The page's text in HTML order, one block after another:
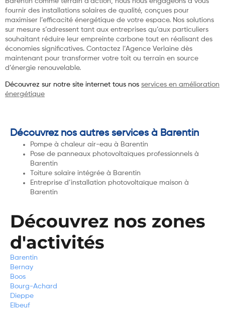
fournir des installations solaires de qualité, conçues pour
maximiser l’efficacité énergétique de votre espace. Nos solutions
sur mesure s’adressent tant aux entreprises qu’aux particuliers
souhaitant réduire leur empreinte carbone tout en réalisant des
économies significatives. Contactez l’Agence Verlaine dès
maintenant pour transformer votre toit ou terrain en source
d’énergie renouvelable.
Découvrez sur notre site internet tous nos services en amélioration
énergétique
Découvrez nos autres services à Barentin
Pompe à chaleur air-eau à Barentin
Pose de panneaux photovoltaïques professionnels à
Barentin
Toiture solaire intégrée à Barentin
Entreprise d’installation photovoltaïque maison à
Barentin
Découvrez nos zones
d'activités
Barentin
Bernay
Boos
Bourg-Achard
Dieppe
Elbeuf